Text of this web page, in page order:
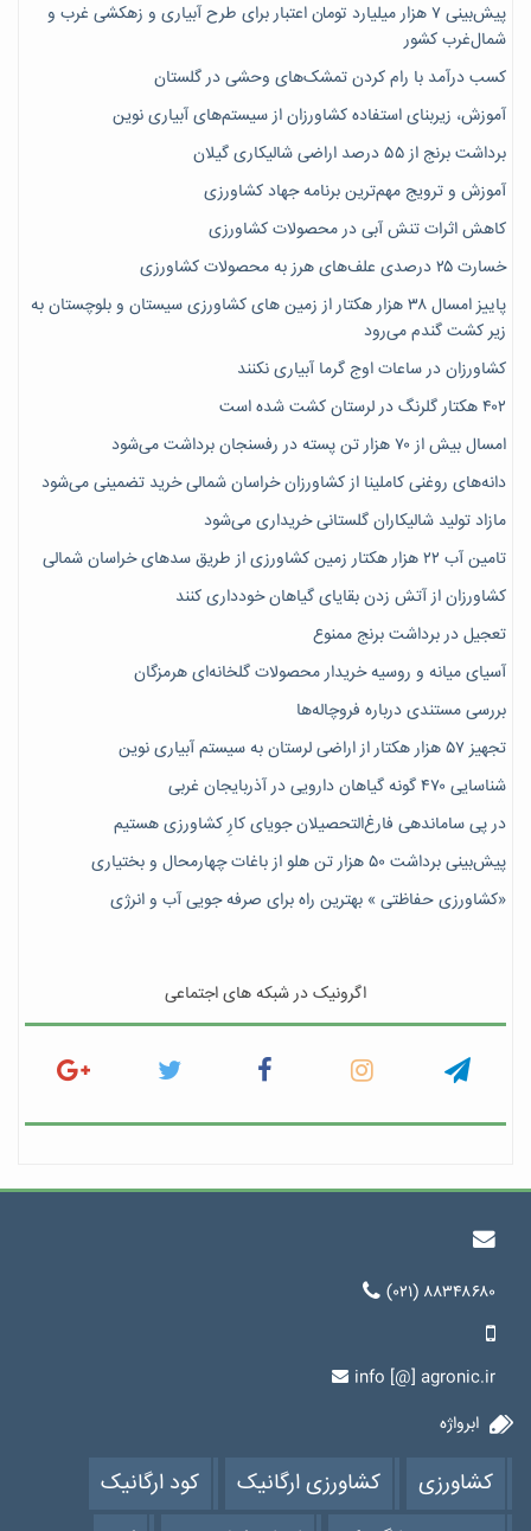
پیش‌بینی ۷‌ هزار میلیارد تومان اعتبار برای طرح آبیاری و زهکشی غرب و
شمال‌غرب کشور
کسب درآمد با رام کردن تمشک‌های وحشی در گلستان
آموزش، زیربنای استفاده کشاورزان از سیستم‌های آبیاری نوین
برداشت برنج از ۵۵ درصد اراضی شالیکاری گیلان
آموزش و ترویج مهم‌ترین برنامه جهاد کشاورزی
کاهش اثرات تنش آبی در محصولات کشاورزی
خسارت ۲۵ درصدی علف‌های هرز به محصولات کشاورزی
پاییز امسال ۳۸ هزار هکتار از زمین های کشاورزی سیستان و بلوچستان به
زیر کشت گندم می‌رود
کشاورزان در ساعات اوج گرما آبیاری نکنند
۴۰۲ هکتار گلرنگ در لرستان کشت شده است
امسال بیش از ۷۰ هزار تن پسته در رفسنجان برداشت می‌شود
دانه‌های روغنی کاملینا از کشاورزان خراسان شمالی خرید تضمینی می‌شود
مازاد تولید شالیکاران گلستانی خریداری می‌شود
تامین آب ۲۲ هزار هکتار زمین کشاورزی از طریق سدهای خراسان شمالی
کشاورزان از آتش زدن بقایای گیاهان خودداری کنند
تعجیل در برداشت برنج ممنوع
آسیای میانه و روسیه خریدار محصولات گلخانه‌ای هرمزگان
بررسی مستندی درباره فروچاله‌ها
تجهیز ۵۷ هزار هکتار از اراضی لرستان به سیستم آبیاری نوین
شناسایی ۴۷٠ گونه گیاهان دارویی در آذربایجان غربی
در پی ساماندهی فارغ‌التحصیلان جویای کارِ کشاورزی هستیم
پیش‎‌بینی برداشت ۵۰ هزار تن هلو از باغات چهارمحال و بختیاری
«کشاورزی حفاظتی » بهترین راه برای صرفه جویی آب و انرژی
اگرونیک در شبکه های اجتماعی
(۰۲۱) ۸۸۳۴۸۶۸۰
info [@] agronic.ir
ابرواژه
کشاورزی کشاورزی ارگانیک
کود ارگانیک